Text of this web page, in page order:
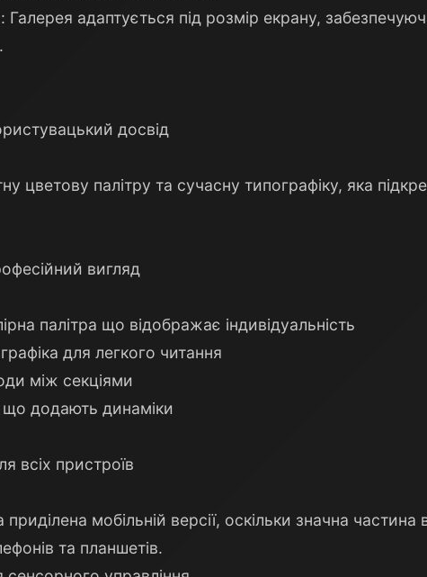
Галерея адаптується під розмір екрану,
досвід
цветову палітру та сучасну типографіку, яка
вигляд
палітра що відображає індивідуальність
для легкого читання
між секціями
що додають динаміки
всіх пристроїв
мобільній версії, оскільки значна частина
та планшетів.